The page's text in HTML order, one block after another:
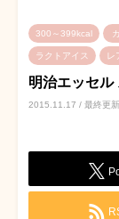
300～399kcal
ラクトアイス レ
明治エッセル
2015.11.17 / 最終更